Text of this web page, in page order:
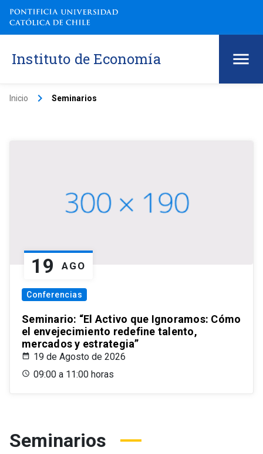
Instituto de Economía
Inicio keyboard_arrow_right Seminarios
19 AGO
Conferencias
Seminario: “El Activo que Ignoramos: Cómo
el envejecimiento redefine talento,
mercados y estrategia”
19 de Agosto de 2026
09:00 a 11:00 horas
Seminarios